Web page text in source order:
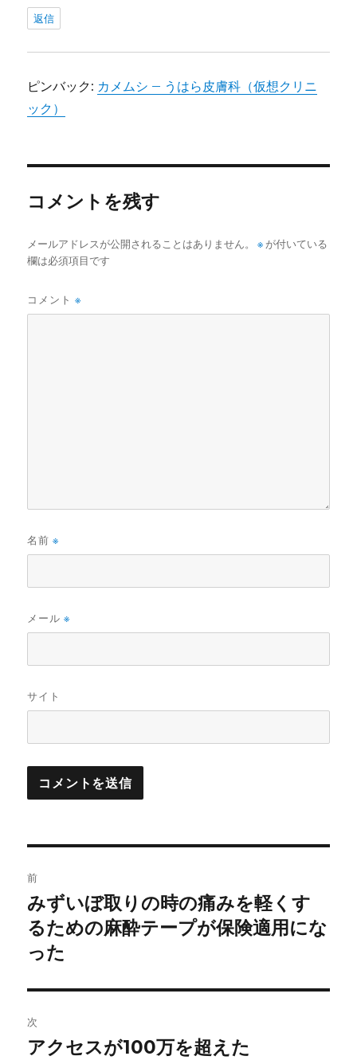
返信
ピンバック: カメムシ – うはら皮膚科（仮想クリニ
ック）
コメントを残す
メールアドレスが公開されることはありません。 ※ が付いている
欄は必須項目です
コメント※
名前※
メール※
サイト
稿
ナ
ビ
ゲ
ー
前
前
の
投
みずいぼ取りの時の痛みを軽くす
るための麻酔テープが保険適用にな
った
次
次
アクセスが100万を超えた